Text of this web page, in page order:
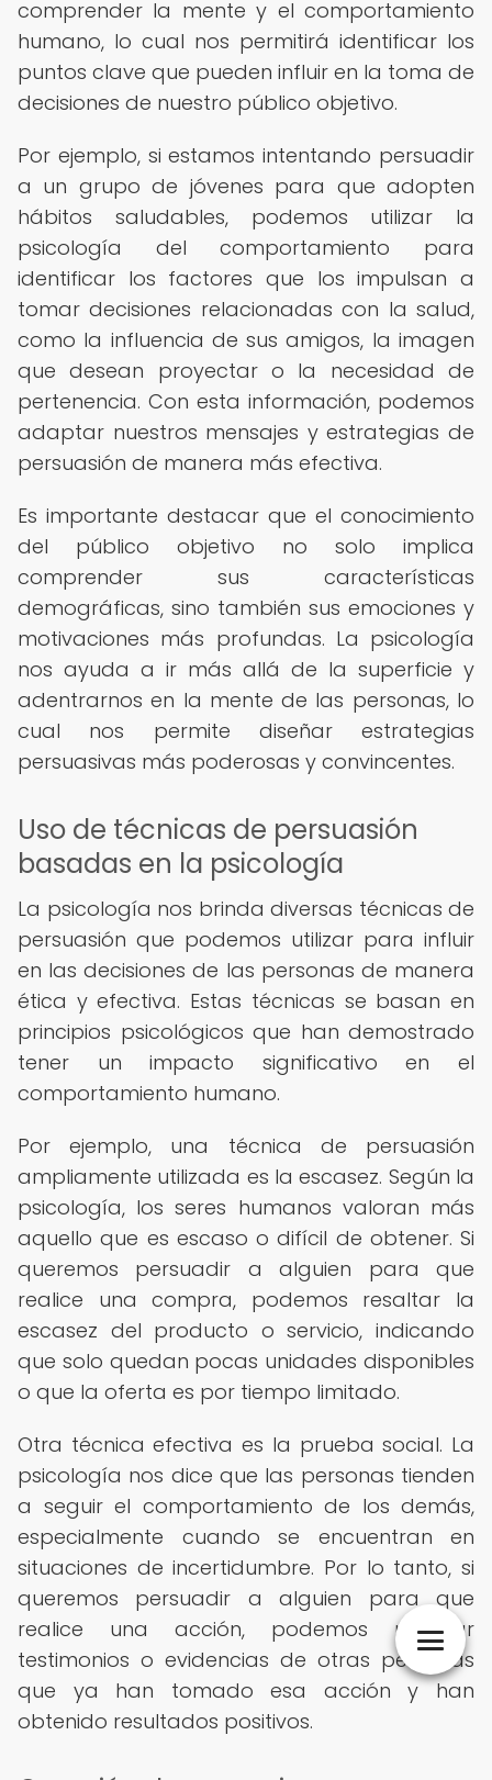
comprender la mente y el comportamiento
humano, lo cual nos permitirá identificar los
puntos clave que pueden influir en la toma de
decisiones de nuestro público objetivo.
Por ejemplo, si estamos intentando persuadir
a un grupo de jóvenes para que adopten
hábitos saludables, podemos utilizar la
psicología del comportamiento para
identificar los factores que los impulsan a
tomar decisiones relacionadas con la salud,
como la influencia de sus amigos, la imagen
que desean proyectar o la necesidad de
pertenencia. Con esta información, podemos
adaptar nuestros mensajes y estrategias de
persuasión de manera más efectiva.
Es importante destacar que el conocimiento
del público objetivo no solo implica
comprender sus características
demográficas, sino también sus emociones y
motivaciones más profundas. La psicología
nos ayuda a ir más allá de la superficie y
adentrarnos en la mente de las personas, lo
cual nos permite diseñar estrategias
persuasivas más poderosas y convincentes.
Uso de técnicas de persuasión
basadas en la psicología
La psicología nos brinda diversas técnicas de
persuasión que podemos utilizar para influir
en las decisiones de las personas de manera
ética y efectiva. Estas técnicas se basan en
principios psicológicos que han demostrado
tener un impacto significativo en el
comportamiento humano.
Por ejemplo, una técnica de persuasión
ampliamente utilizada es la escasez. Según la
psicología, los seres humanos valoran más
aquello que es escaso o difícil de obtener. Si
queremos persuadir a alguien para que
realice una compra, podemos resaltar la
escasez del producto o servicio, indicando
que solo quedan pocas unidades disponibles
o que la oferta es por tiempo limitado.
Otra técnica efectiva es la prueba social. La
psicología nos dice que las personas tienden
a seguir el comportamiento de los demás,
especialmente cuando se encuentran en
situaciones de incertidumbre. Por lo tanto, si
queremos persuadir a alguien para que
realice una acción, podemos mostrar
testimonios o evidencias de otras personas
que ya han tomado esa acción y han
obtenido resultados positivos.